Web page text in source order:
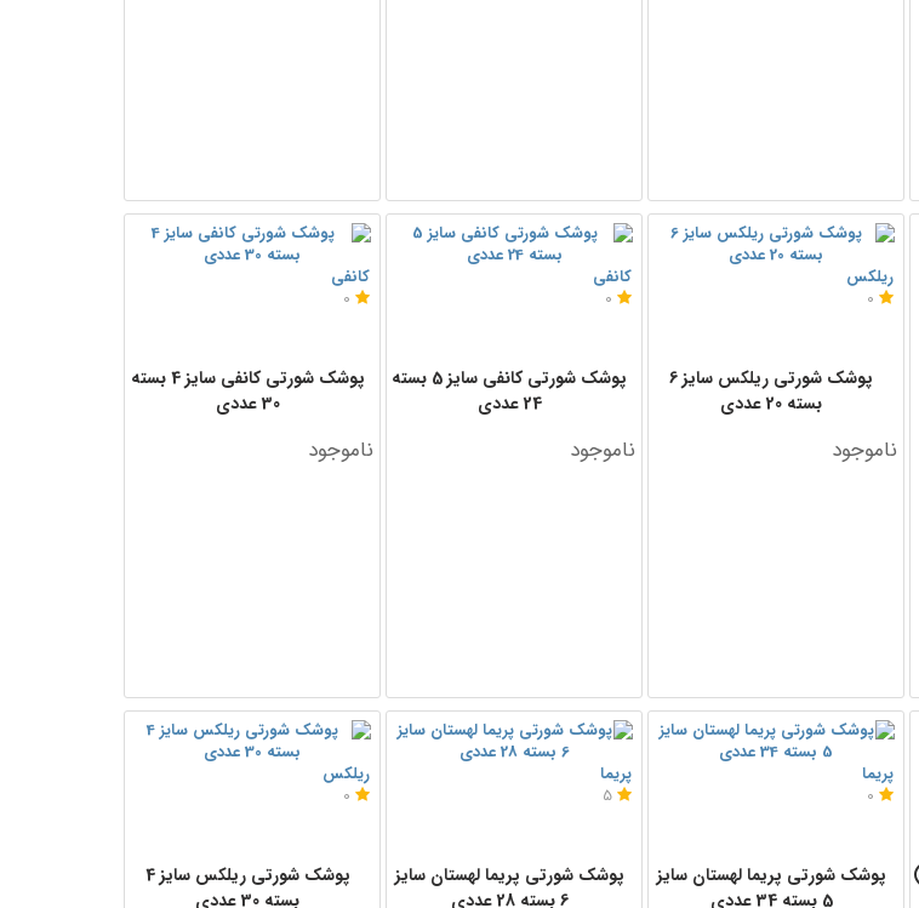
کانفی
0
پوشک شورتی کانفی سایز 4 بسته
30 عددی
ناموجود
کانفی
0
پوشک شورتی کانفی سایز 5 بسته
24 عددی
ناموجود
ریلکس
0
پوشک شورتی ریلکس سایز 6
بسته 20 عددی
ناموجود
ریلکس
0
پوشک شورتی ریلکس سایز 4
بسته 30 عددی
پریما
5
پوشک شورتی پریما لهستان سایز
6 بسته 28 عددی
پریما
0
پوشک شورتی پریما لهستان سایز
5 بسته 34 عددی